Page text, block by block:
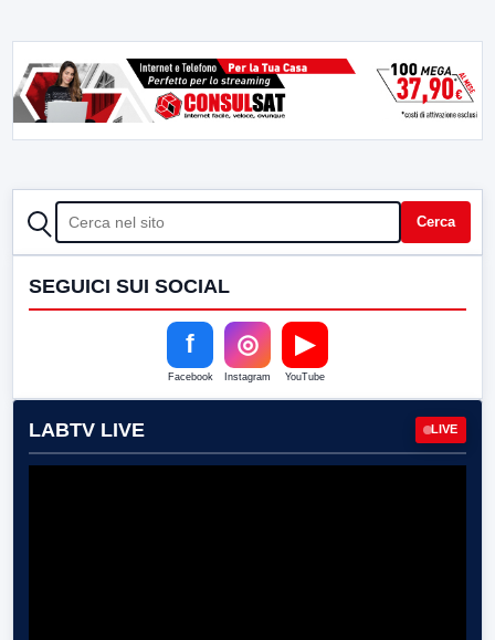
CERCA Cerca
SEGUICI SUI SOCIAL
f
Facebook
◎
Instagram
▶
YouTube
LABTV LIVE LIVE